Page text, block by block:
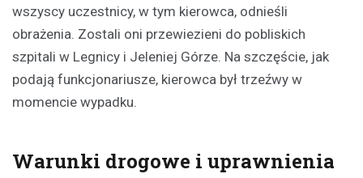
wszyscy uczestnicy, w tym kierowca, odnieśli
obrażenia. Zostali oni przewiezieni do pobliskich
szpitali w Legnicy i Jeleniej Górze. Na szczęście, jak
podają funkcjonariusze, kierowca był trzeźwy w
momencie wypadku.
Warunki drogowe i uprawnienia